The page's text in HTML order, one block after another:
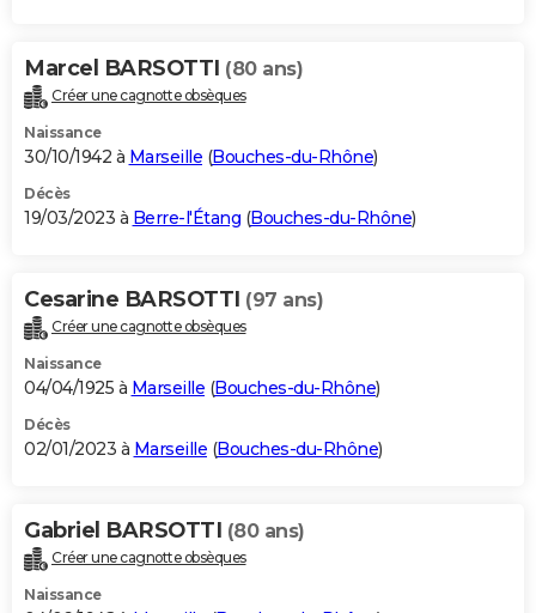
Marcel BARSOTTI (80 ans)
Créer une cagnotte obsèques
Naissance
30/10/1942 à Marseille (Bouches-du-Rhône)
Décès
19/03/2023 à Berre-l'Étang (Bouches-du-Rhône)
Cesarine BARSOTTI (97 ans)
Créer une cagnotte obsèques
Naissance
04/04/1925 à Marseille (Bouches-du-Rhône)
Décès
02/01/2023 à Marseille (Bouches-du-Rhône)
Gabriel BARSOTTI (80 ans)
Créer une cagnotte obsèques
Naissance